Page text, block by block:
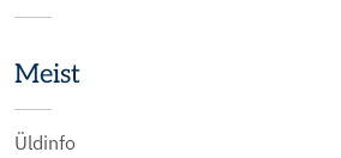
Meist
Üldinfo